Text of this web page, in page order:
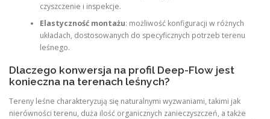
czyszczenie i inspekcje.
Elastyczność montażu: możliwość konfiguracji w różnych
układach, dostosowanych do specyficznych potrzeb terenu
leśnego.
Dlaczego konwersja na profil Deep-Flow jest
konieczna na terenach leśnych?
Tereny leśne charakteryzują się naturalnymi wyzwaniami, takimi jak
nierówności terenu, duża ilość organicznych zanieczyszczeń, a także